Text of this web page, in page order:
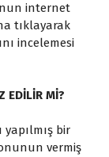
internet
tıklayarak
incelemesi
EDİLİR Mİ?
bir
vermiş